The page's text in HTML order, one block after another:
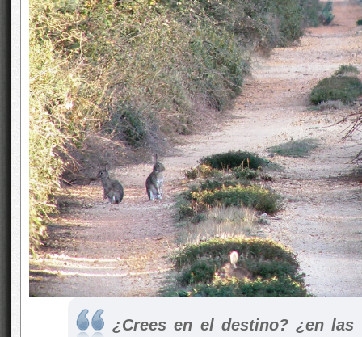
¿Crees en el destino? ¿en las